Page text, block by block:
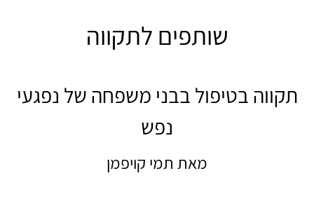
שותפים לתקווה
תקווה בטיפול בבני משפחה של נפגעי
נפש
מאת תמי קויפמן